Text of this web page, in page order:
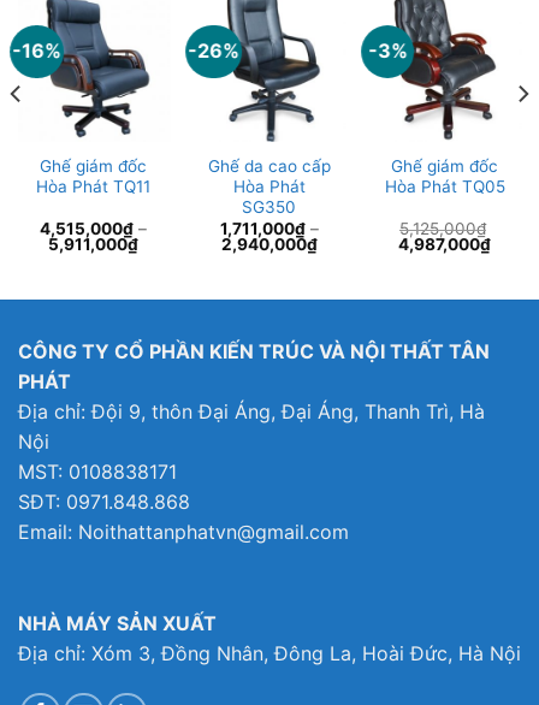
-16%
Ghế giám đốc
Hòa Phát TQ11
4,515,000₫ –
5,911,000₫
-26%
Ghế da cao cấp
Hòa Phát
SG350
1,711,000₫–
2,940,000₫
-3%
Ghế giám đốc
Hòa Phát TQ05
5,125,000₫
Giá
gốc
4,987,000₫Giá
CÔNG TY CỔ PHẦN KIẾN TRÚC VÀ NỘI THẤT TÂN
PHÁT
Địa chỉ: Đội 9, thôn Đại Áng, Đại Áng, Thanh Trì, Hà
Nội
MST: 0108838171
SĐT: 0971.848.868
Email: Noithattanphatvn@gmail.com
NHÀ MÁY SẢN XUẤT
Địa chỉ: Xóm 3, Đồng Nhân, Đông La, Hoài Đức, Hà Nội